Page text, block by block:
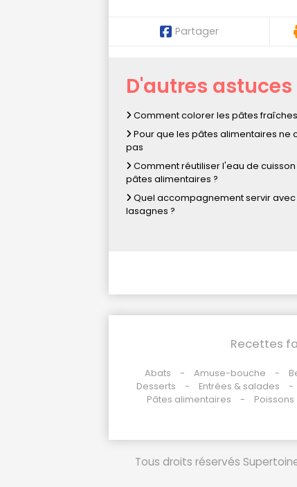
Partager
D'autres
Comment colorer les pâtes
Pour que les pâtes alimentaires ne
pas
Comment réutiliser l'eau de
pâtes alimentaires ?
Quel accompagnement servir avec
lasagnes ?
Recettes
Abats Amuse-bouche
Desserts
Entrées & salades
Pâtes alimentaires
Poissons
Tous droits réservés